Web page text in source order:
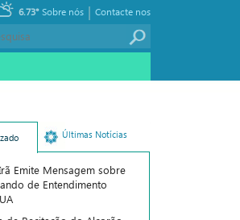
6.73° Contacte nos
|
Sobre nós
Últimas Notícias
Emite Mensagem sobre
de Entendimento